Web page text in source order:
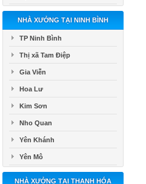
NHÀ XƯỞNG TẠI NINH BÌNH
TP Ninh Bình
Thị xã Tam Điệp
Gia Viễn
Hoa Lư
Kim Sơn
Nho Quan
Yên Khánh
Yên Mô
NHÀ XƯỞNG TẠI THANH HÓA